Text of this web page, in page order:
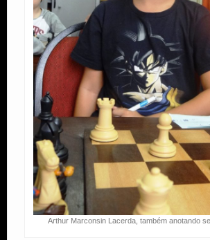
Arthur Marconsin Lacerda, também anotando